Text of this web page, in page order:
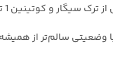
وضعیتی سالم‌تر از